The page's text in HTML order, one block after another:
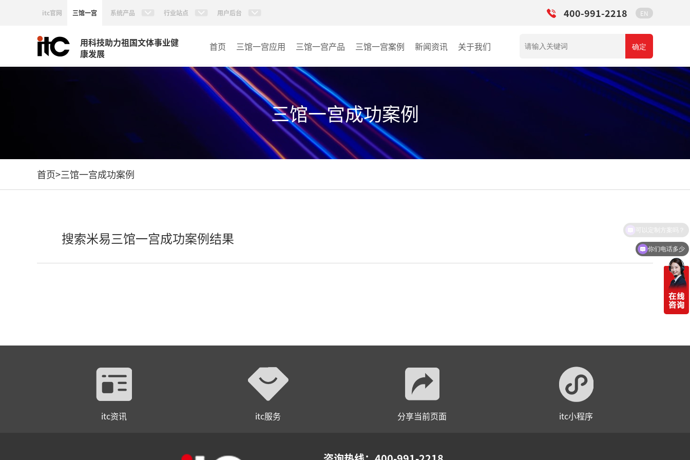
itc官网 三馆一宫 系统产品 行业站点 用户后台 400-991-2218 EN
用科技助力祖国文体事业健
康发展
首页 三馆一宫应用 三馆一宫产品
AI智慧视频会议系统
AI智慧会议平板
视频会议配件
AI智慧会议平板itchub
三馆一宫案例
博物馆
图书馆
青少年宫
新闻资讯 关于我们 确定
三馆一宫成功案例
首页>三馆一宫成功案例
搜索米易三馆一宫成功案例结果
itc资讯 itc服务 分享当前页面 itc小程序
你们电话多少
可以定制方案吗？